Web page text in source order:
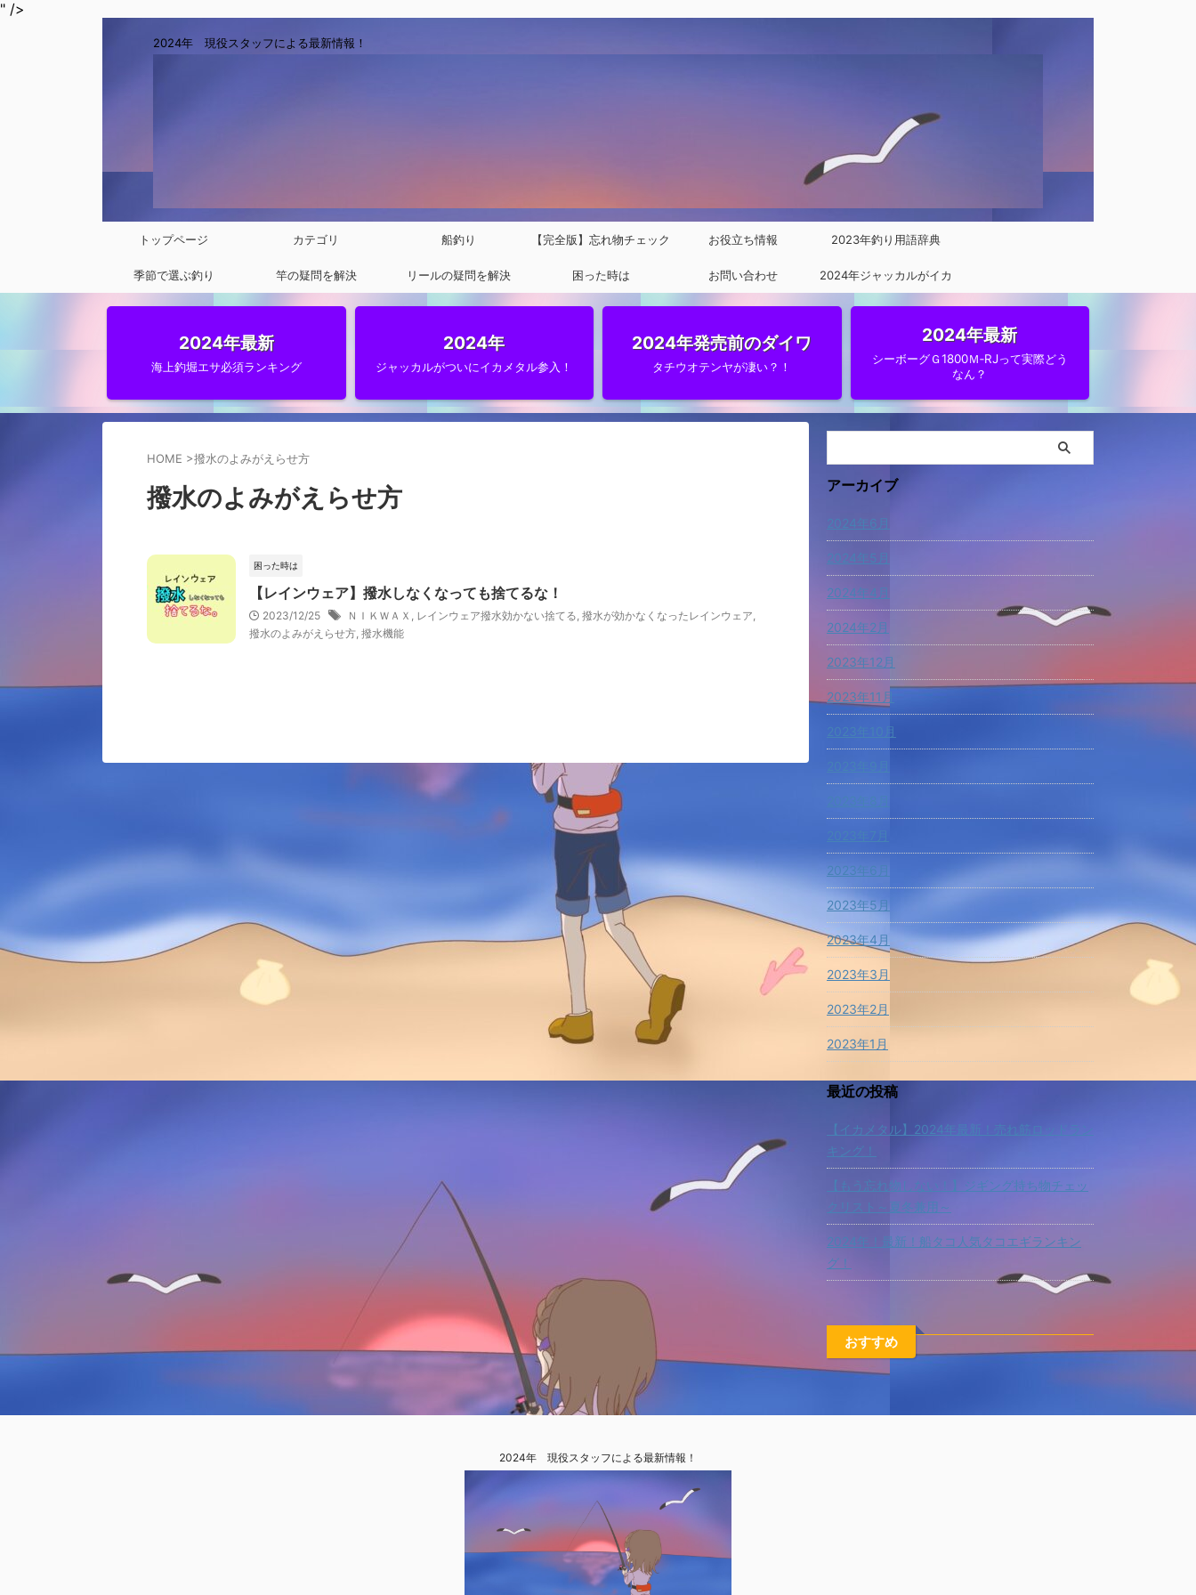
" />
2024年 現役スタッフによる最新情報！
トップページ カテゴリ 船釣り 【完全版】忘れ物チェック
リスト
お役立ち情報 2023年釣り用語辞典
季節で選ぶ釣り 竿の疑問を解決 リールの疑問を解決 困った時は お問い合わせ 2024年ジャッカルがイカ
メタルに参入
2024年最新
海上釣堀エサ必須ランキング
2024年
ジャッカルがついにイカメタル参入！
2024年発売前のダイワ
タチウオテンヤが凄い？！
2024年最新
シーボーグＧ1800Ｍ‐RJって実際どう
なん？
HOME >撥水のよみがえらせ方
撥水のよみがえらせ方
困った時は
【レインウェア】撥水しなくなっても捨てるな！
2023/12/25 ＮＩＫＷＡＸ , レインウェア撥水効かない捨てる, 撥水が効かなくなったレインウェア,
撥水のよみがえらせ方, 撥水機能
アーカイブ
2024年6月
2024年5月
2024年4月
2024年2月
2023年12月
2023年11月
2023年10月
2023年6月
2023年5月
2023年4月
2023年3月
2023年2月
2023年1月
最近の投稿
【イカメタル】2024年最新！売れ筋ロッドラン
キング！
【もう忘れ物しない！】ジギング持ち物チェッ
クリスト～夏冬兼用～
2024年！最新！船タコ人気タコエギランキン
グ！
おすすめ
2024年 現役スタッフによる最新情報！